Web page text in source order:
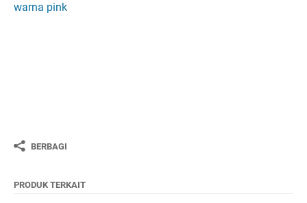
warna pink
BERBAGI
PRODUK TERKAIT